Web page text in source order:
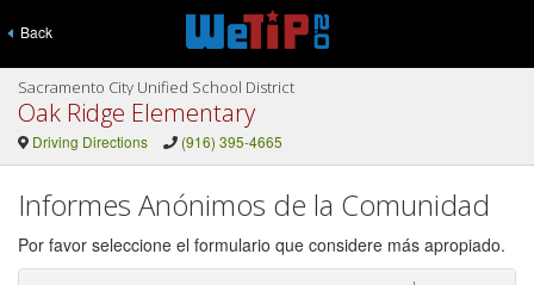
Back
Sacramento City Unified School District
Oak Ridge Elementary
Driving Directions (916) 395-4665
Informes Anónimos de la Comunidad
Por favor seleccione el formulario que considere más apropiado.